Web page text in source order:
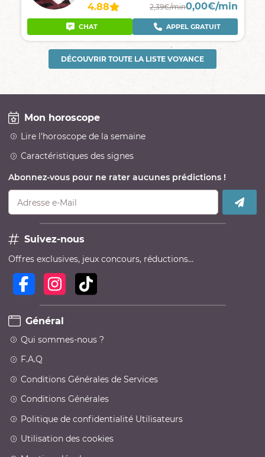
4.88 2,39€/min0,00€/min
CHAT APPEL GRATUIT
DÉCOUVRIR TOUTE LA LISTE VOYANCE
Mon horoscope
Lire l'horoscope de la semaine
Caractéristiques des signes
Abonnez-vous pour ne rater aucunes prédictions !
Adresse e-Mail
Suivez-nous
Offres exclusives, jeux concours, réductions…
Général
Qui sommes-nous ?
F.A.Q
Conditions Générales de Services
Conditions Générales
Politique de confidentialité Utilisateurs
Utilisation des cookies